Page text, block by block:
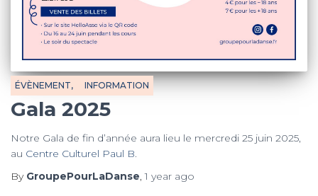
ÉVÈNEMENT INFORMATION
Gala 2025
Notre Gala de fin d’année aura lieu le mercredi 25 juin 2025,
au Centre Culturel Paul B.
By GroupePourLaDanse,1 year ago